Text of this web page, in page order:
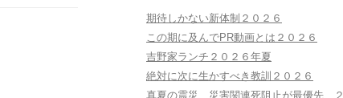
期待しかない新体制２０２６
この期に及んでPR動画とは２０２６
吉野家ランチ２０２６年夏
絶対に次に生かすべき教訓２０２６
真夏の震災 災害関連死阻止が最優先 ２